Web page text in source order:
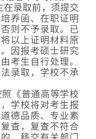
在录取前，须提交
养函、在职证明
则不予录取。已
以上证明材料原
因报考硕士研究
考生自行处理。
录取，学校不承
《普通高等学校
学校将对考生报
德品质、专业素
查，复查不符合